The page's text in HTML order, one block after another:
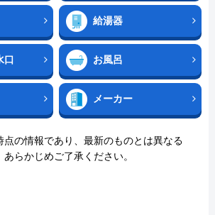
給湯器
口 お風呂
メーカー
の情報であり、最新のものとは異なる
らかじめご了承ください。